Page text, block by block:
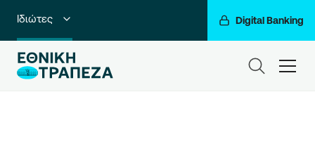
Ιδιώτες Digital Banking
Premium Banking